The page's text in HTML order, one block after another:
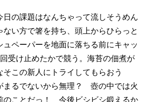
日の課題はなんちゃって流しそうめん
い方で箸を持ち、頭上からひらっと
ュペーパーを地面に落ちる前にキャッ
受け止めたかで競う。海苔の佃煮が
そこの新人にトライしてもらおう
るでないから無理？ 壺の中では火
のことだっ！ 今後ビシビシ鍛えるか